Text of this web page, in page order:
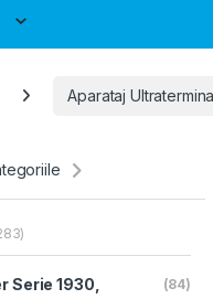
Aparataj
Serie 1930,
(84)